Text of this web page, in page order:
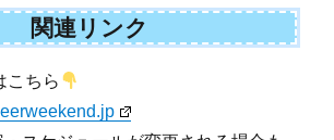
関連リンク
こちら